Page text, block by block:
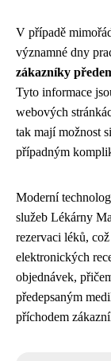
V případě
významné dny
zákazníky
Tyto informace
webových
tak mají možnost
případným
Moderní
služeb Lékárny
rezervaci léků,
elektronických
objednávek,
předepsaným
příchodem